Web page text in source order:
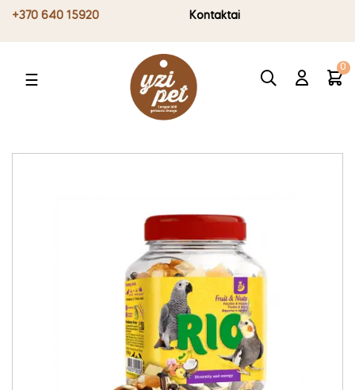
+370 640 15920 Kontaktai
Toggle
☰
0